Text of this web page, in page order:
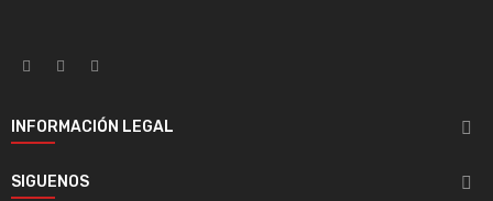
INFORMACIÓN LEGAL 
SIGUENOS 